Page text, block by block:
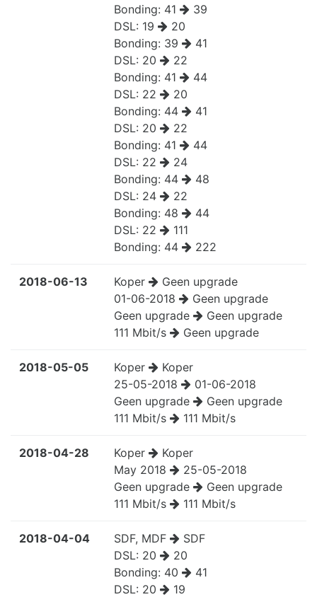
Bonding: 41
39
DSL: 19
20
Bonding: 39
41
DSL: 20
22
Bonding: 41
44
DSL: 22
20
Bonding: 44
41
DSL: 20
22
Bonding: 41
44
DSL: 22
24
Bonding: 44
48
DSL: 24
22
Bonding: 48
44
DSL: 22
111
Bonding: 44 222
2018-06-13 Koper
Geen upgrade
01-06-2018
Geen upgrade
Geen upgrade
Geen upgrade
111 Mbit/s
Geen upgrade
2018-05-05 Koper
Koper
25-05-2018
01-06-2018
Geen upgrade
Geen upgrade
111 Mbit/s
111 Mbit/s
2018-04-28 Koper
Koper
May 2018
25-05-2018
Geen upgrade
Geen upgrade
111 Mbit/s
111 Mbit/s
2018-04-04 SDF, MDF
SDF
DSL: 20
20
Bonding: 40
41
DSL: 20
19